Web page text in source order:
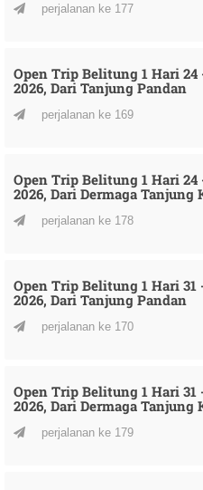
perjalanan ke 177
Open Trip Belitung 1 Hari 24
2026, Dari Tanjung Pandan
perjalanan ke 169
Open Trip Belitung 1 Hari 24
2026, Dari Dermaga Tanjung
perjalanan ke 178
Open Trip Belitung 1 Hari 31
2026, Dari Tanjung Pandan
perjalanan ke 170
Open Trip Belitung 1 Hari 31
2026, Dari Dermaga Tanjung
perjalanan ke 179